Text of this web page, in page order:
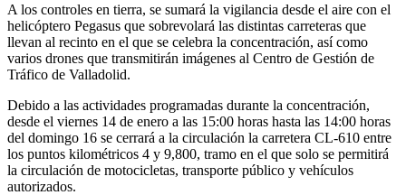
A los controles en tierra, se sumará la vigilancia desde el aire con el
helicóptero Pegasus que sobrevolará las distintas carreteras que
llevan al recinto en el que se celebra la concentración, así como
varios drones que transmitirán imágenes al Centro de Gestión de
Tráfico de Valladolid.
Debido a las actividades programadas durante la concentración,
desde el viernes 14 de enero a las 15:00 horas hasta las 14:00 horas
del domingo 16 se cerrará a la circulación la carretera CL-610 entre
los puntos kilométricos 4 y 9,800, tramo en el que solo se permitirá
la circulación de motocicletas, transporte público y vehículos
autorizados.